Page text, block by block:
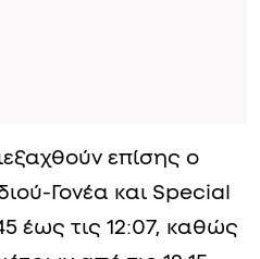
επίσης ο
Γονέα και Special
έως τις 12:07, καθώς